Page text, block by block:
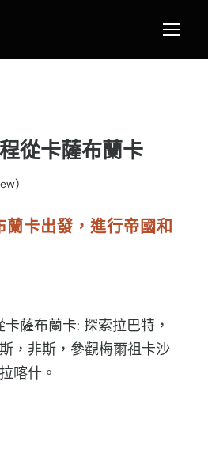
從卡薩布蘭卡
蘭卡出發，進行帝國和
薩布蘭卡: 探索拉巴特，
，非斯，參觀梅爾祖卡沙
喀什。